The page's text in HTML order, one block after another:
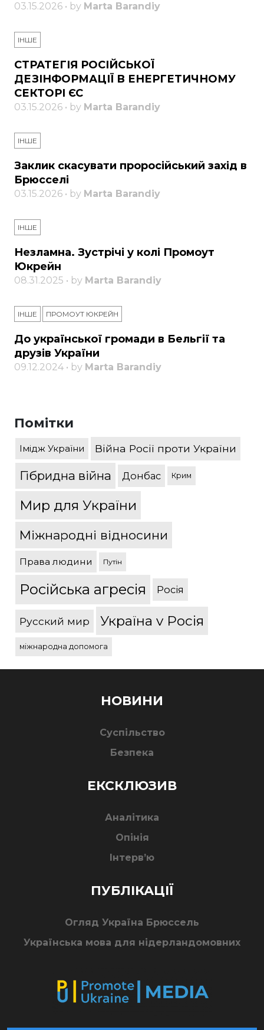
03.15.2026 • by Marta Barandiy
ІНШЕ
СТРАТЕГІЯ РОСІЙСЬКОЇ
ДЕЗІНФОРМАЦІЇ В ЕНЕРГЕТИЧНОМУ
СЕКТОРІ ЄС
03.15.2026 • by Marta Barandiy
ІНШЕ
Заклик скасувати проросійський захід в
Брюсселі
03.15.2026 • by Marta Barandiy
ІНШЕ
Незламна. Зустрічі у колі Промоут
Юкрейн
08.31.2025 • by Marta Barandiy
ІНШЕ ПРОМОУТ ЮКРЕЙН
До української громади в Бельгії та
друзів України
09.12.2024 • by Marta Barandiy
Помітки
Імідж України Війна Росії проти України
Гібридна війна Донбас Крим
Мир для України
Міжнародні відносини
Права людини Путін
Російська агресія Росія
Русский мир Україна v Росія
міжнародна допомога
НОВИНИ
Суспільство
Безпека
ЕКСКЛЮЗИВ
Аналітика
Опінія
Інтерв’ю
ПУБЛІКАЦІЇ
Огляд Україна Брюссель
Українська мова для нідерландомовних